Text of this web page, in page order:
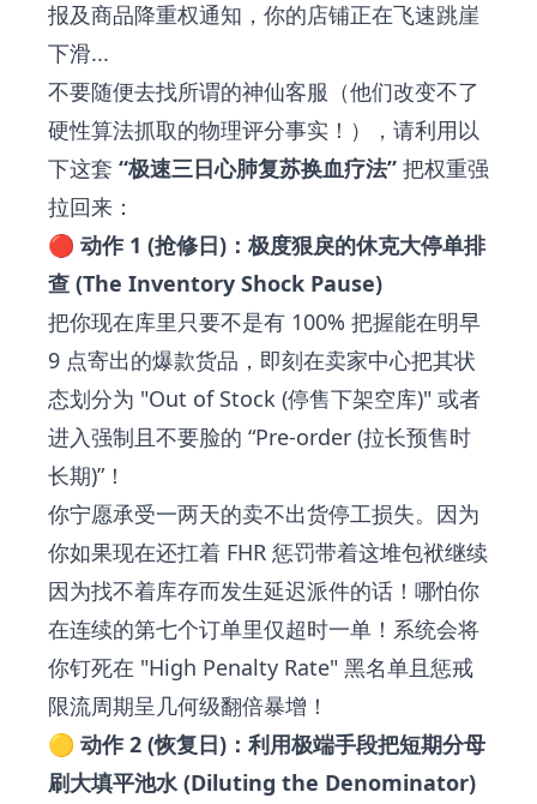
报及商品降重权通知，你的店铺正在飞速跳崖
下滑...
不要随便去找所谓的神仙客服（他们改变不了
硬性算法抓取的物理评分事实！），请利用以
下这套 “极速三日心肺复苏换血疗法” 把权重强
拉回来：
🔴 动作 1 (抢修日)：极度狠戾的休克大停单排
查 (The Inventory Shock Pause)
把你现在库里只要不是有 100% 把握能在明早
9 点寄出的爆款货品，即刻在卖家中心把其状
态划分为 "Out of Stock (停售下架空库)" 或者
进入强制且不要脸的 “Pre-order (拉长预售时
长期)”！
你宁愿承受一两天的卖不出货停工损失。因为
你如果现在还扛着 FHR 惩罚带着这堆包袱继续
因为找不着库存而发生延迟派件的话！哪怕你
在连续的第七个订单里仅超时一单！系统会将
你钉死在 "High Penalty Rate" 黑名单且惩戒
限流周期呈几何级翻倍暴增！
🟡 动作 2 (恢复日)：利用极端手段把短期分母
刷大填平池水 (Diluting the Denominator)